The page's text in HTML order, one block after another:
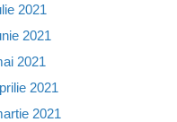
2021
2021
2021
2021
2021